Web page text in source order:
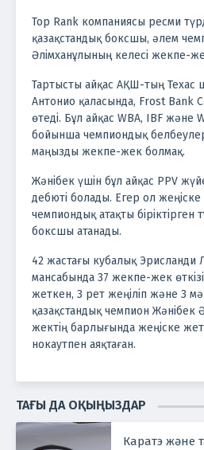
Top Rank компаниясы ресми
қазақстандық боксшы, әлем
Әлімханұлының келесі жекпе-
Тартысты айқас АҚШ-тың Техас
Антонио қаласында, Frost Bank
өтеді. Бұл айқас WBA, IBF
бойынша чемпиондық
маңызды жекпе-жек болмақ.
Жәнібек үшін бұл айқас PPV
дебюті болады. Егер ол
чемпиондық атақты біріктірген
боксшы атанады.
42 жастағы кубалық Эрисланди
мансабында 37 жекпе-жек
жеткен, 3 рет жеңіліп және 3
қазақстандық чемпион Жәнібек
жектің барлығында жеңіске
нокаутпен аяқтаған.
ТАҒЫ ДА ОҚЫҢЫЗДАР
Каратэ және